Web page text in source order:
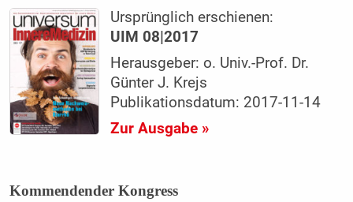
Ursprünglich erschienen:
UIM 08|2017
Herausgeber: o. Univ.-Prof. Dr.
Günter J. Krejs
Publikationsdatum: 2017-11-14
Zur Ausgabe »
Kommendender Kongress